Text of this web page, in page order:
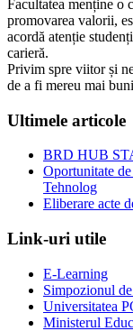
Facultatea menține o
promovarea valorii,
acordă atenție
carieră.
Privim spre viitor și
de a fi mereu mai
Ultimele articole
BRD HUB
Oportunitate
Tehnolog
Eliberare acte
Link-uri utile
E-Learning
Simpozionul
Universitatea
Ministerul